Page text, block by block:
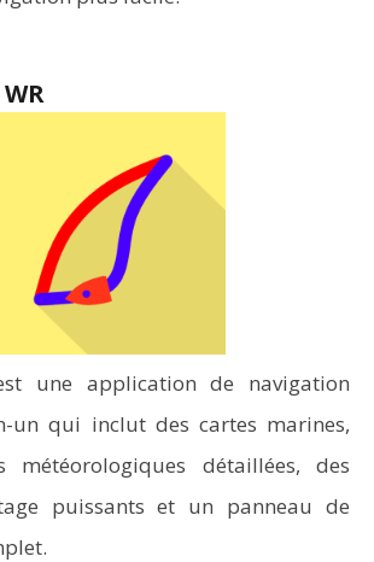
une application de navigation
un qui inclut des cartes marines,
météorologiques détaillées, des
puissants et un panneau de